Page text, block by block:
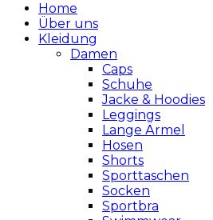
Home
Über uns
Kleidung
Damen
Caps
Schuhe
Jacke & Hoodies
Leggings
Lange Ärmel
Hosen
Shorts
Sporttaschen
Socken
Sportbra